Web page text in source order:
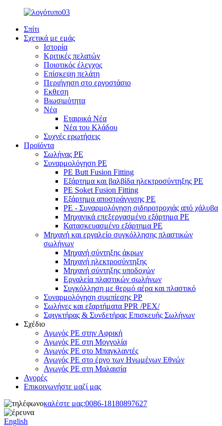
Σπίτι
Σχετικά με εμάς
Ιστορία
Κριτικές πελατών
Ποιοτικός έλεγχος
Επίσκεψη πελάτη
Περιήγηση στο εργοστάσιο
Εκθεση
Βιωσιμότητα
Νέα
Εταιρικά Νέα
Νέα του Κλάδου
Συχνές ερωτήσεις
Προϊόντα
Σωλήνας PE
Συναρμολόγηση PE
PE Butt Fusion Fitting
Εξάρτημα και βαλβίδα ηλεκτροσύντηξης PE
PE Soket Fusion Fitting
Εξάρτημα αποστράγγισης PE
PE - Συναρμολόγηση σιδηροτροχιάς από χάλυβα
Μηχανικά επεξεργασμένο εξάρτημα PE
Κατασκευασμένο εξάρτημα PE
Μηχανή και εργαλείο συγκόλλησης πλαστικών
σωλήνων
Μηχανή σύντηξης άκρων
Μηχανή ηλεκτροσύντηξης
Μηχανή σύντηξης υποδοχών
Εργαλεία πλαστικών σωλήνων
Συγκόλληση με θερμό αέρα και πλαστικό
Συναρμολόγηση συμπίεσης PP
Σωλήνες και εξαρτήματα PPR /PEX/
Σφιγκτήρας & Συνδετήρας Επισκευής Σωλήνων
Σχέδιο
Αγωγός PE στην Αφρική
Αγωγός PE στη Μογγολία
Αγωγός PE στο Μπαγκλαντές
Αγωγός PE στο έργο των Ηνωμένων Εθνών
Αγωγός PE στη Μαλαισία
Αγορές
Επικοινωνήστε μαζί μας
καλέστε μας:0086-18180897627
English